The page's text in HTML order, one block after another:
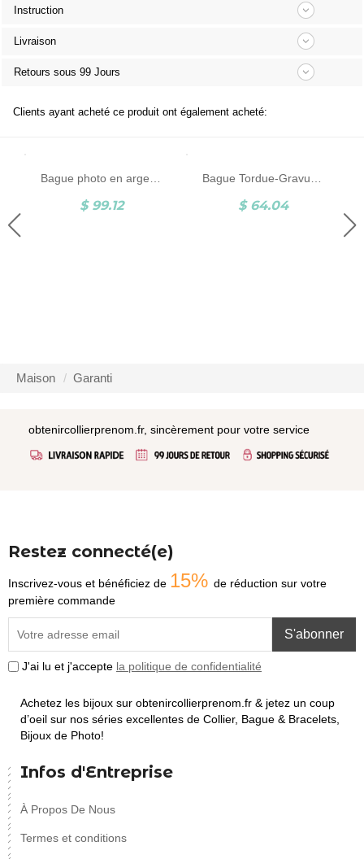
Instruction
Livraison
Retours sous 99 Jours
Clients ayant acheté ce produit ont également acheté:
$ 99.12 $ 64.04
Maison Garanti
obtenircollierprenom.fr, sincèrement pour votre service
Restez connecté(e)
Inscrivez-vous et bénéficiez de 15% de réduction sur votre
première commande
S'abonner
J'ai lu et j'accepte la politique de confidentialité
Achetez les bijoux sur obtenircollierprenom.fr & jetez un coup
d’oeil sur nos séries excellentes de Collier, Bague & Bracelets,
Bijoux de Photo!
Infos d'Entreprise
À Propos De Nous
Termes et conditions